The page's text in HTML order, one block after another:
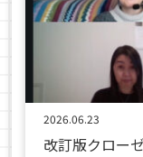
2026.06.23
改訂版クロー